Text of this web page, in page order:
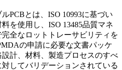
PCBとは、ISO 10993に基づい
を使用し、ISO 13485品質マネ
全なロットトレーサビリティを
の申請に必要な文書パッケ
計、材料、製造プロセスのすべ
してバリデーションされている